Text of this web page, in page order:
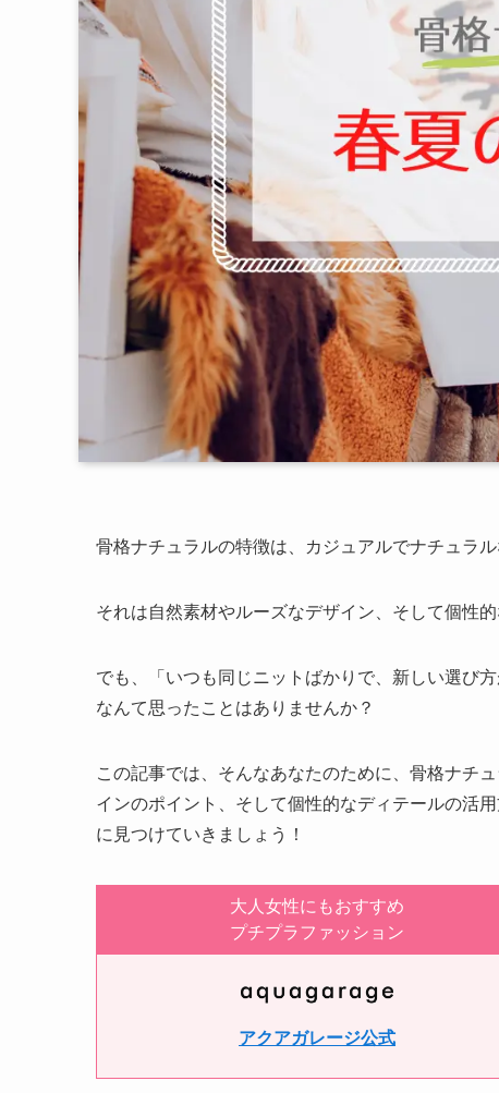
骨格ナチュラルの特徴は、カジュアルでナチュラル
それは自然素材やルーズなデザイン、そして個性
でも、「いつも同じニットばかりで、新しい選び
なんて思ったことはありませんか？
この記事では、そんなあなたのために、骨格ナチ
インのポイント、そして個性的なディテールの活
に見つけていきましょう！
大人女性にもおすすめ
プチプラファッション
アクアガレージ公式